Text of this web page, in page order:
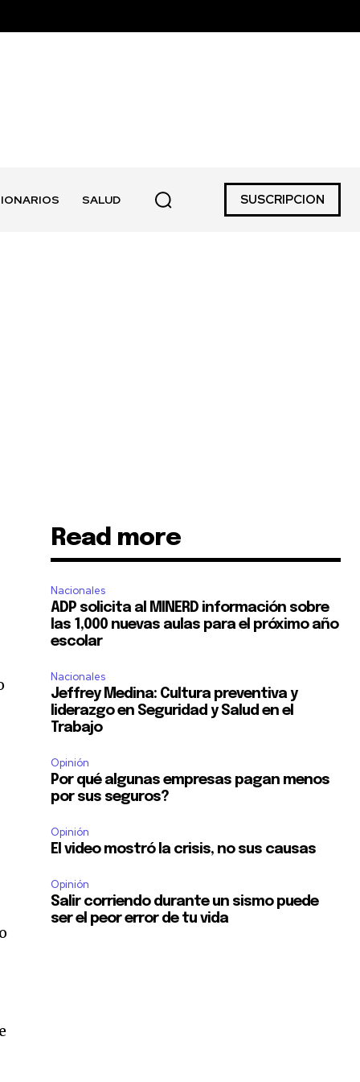
SALUD SUSCRIPCION
Read more
Nacionales
ADP solicita al MINERD información sobre
las 1,000 nuevas aulas para el próximo año
escolar
Nacionales
Jeffrey Medina: Cultura preventiva y
liderazgo en Seguridad y Salud en el
Trabajo
Opinión
Por qué algunas empresas pagan menos
por sus seguros?
Opinión
El video mostró la crisis, no sus causas
Opinión
Salir corriendo durante un sismo puede
ser el peor error de tu vida